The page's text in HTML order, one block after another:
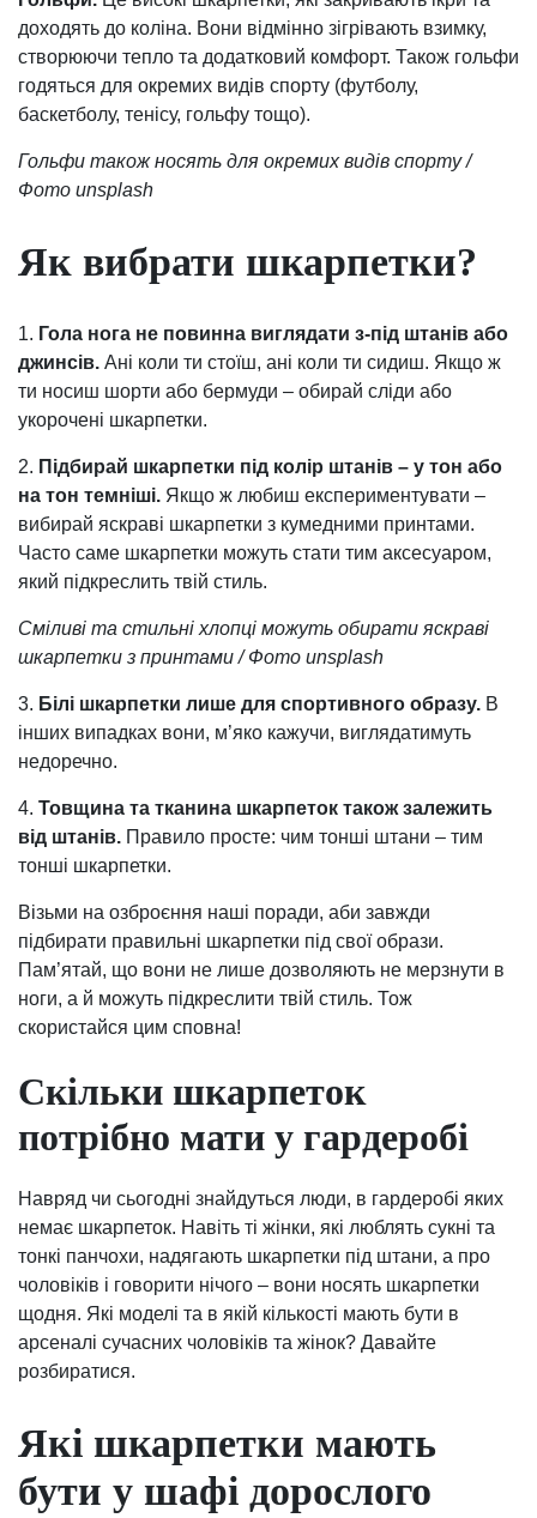
доходять до коліна. Вони відмінно зігрівають взимку,
створюючи тепло та додатковий комфорт. Також гольфи
годяться для окремих видів спорту (футболу,
баскетболу, тенісу, гольфу тощо).
Гольфи також носять для окремих видів спорту /
Фото unsplash
Як вибрати шкарпетки?
1. Гола нога не повинна виглядати з-під штанів або
джинсів. Ані коли ти стоїш, ані коли ти сидиш. Якщо ж
ти носиш шорти або бермуди – обирай сліди або
укорочені шкарпетки.
2. Підбирай шкарпетки під колір штанів – у тон або
на тон темніші. Якщо ж любиш експериментувати –
вибирай яскраві шкарпетки з кумедними принтами.
Часто саме шкарпетки можуть стати тим аксесуаром,
який підкреслить твій стиль.
Сміливі та стильні хлопці можуть обирати яскраві
шкарпетки з принтами / Фото unsplash
3. Білі шкарпетки лише для спортивного образу. В
інших випадках вони, м’яко кажучи, виглядатимуть
недоречно.
4. Товщина та тканина шкарпеток також залежить
від штанів. Правило просте: чим тонші штани – тим
тонші шкарпетки.
Візьми на озброєння наші поради, аби завжди
підбирати правильні шкарпетки під свої образи.
Пам’ятай, що вони не лише дозволяють не мерзнути в
ноги, а й можуть підкреслити твій стиль. Тож
скористайся цим сповна!
Скільки шкарпеток
потрібно мати у гардеробі
Навряд чи сьогодні знайдуться люди, в гардеробі яких
немає шкарпеток. Навіть ті жінки, які люблять сукні та
тонкі панчохи, надягають шкарпетки під штани, а про
чоловіків і говорити нічого – вони носять шкарпетки
щодня. Які моделі та в якій кількості мають бути в
арсеналі сучасних чоловіків та жінок? Давайте
розбиратися.
Які шкарпетки мають
бути у шафі дорослого